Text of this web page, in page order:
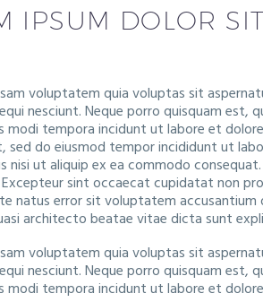
IPSUM DOLOR
voluptatem quia voluptas sit
nesciunt. Neque porro quisquam est,
modi tempora incidunt ut labore et
sed do eiusmod tempor incididunt ut
nisi ut aliquip ex ea commodo
sint occaecat cupidatat non
natus error sit voluptatem
architecto beatae vitae dicta sunt
voluptatem quia voluptas sit
nesciunt. Neque porro quisquam est,
modi tempora incidunt ut labore et